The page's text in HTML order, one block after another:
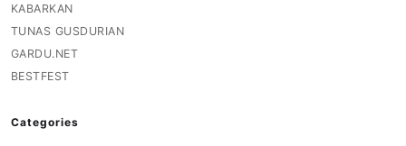
KABARKAN
TUNAS GUSDURIAN
GARDU.NET
BESTFEST
Categories